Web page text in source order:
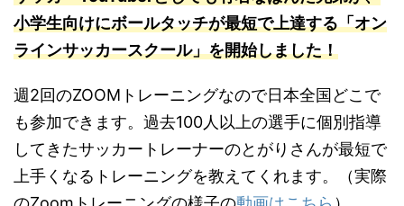
小学生向けにボールタッチが最短で上達する「オン
ラインサッカースクール」を開始しました！
週2回のZOOMトレーニングなので日本全国どこで
も参加できます。過去100人以上の選手に個別指導
してきたサッカートレーナーのとがりさんが最短で
上手くなるトレーニングを教えてくれます。（実際